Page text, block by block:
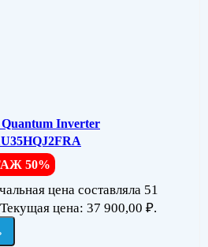
Inverter
50%
цена составляла 51
Текущая цена: 37 900,00 ₽.